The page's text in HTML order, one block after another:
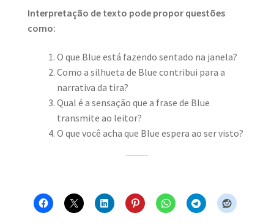
Interpretação de texto pode propor questões
como:
O que Blue está fazendo sentado na janela?
Como a silhueta de Blue contribui para a
narrativa da tira?
Qual é a sensação que a frase de Blue
transmite ao leitor?
O que você acha que Blue espera ao ser visto?